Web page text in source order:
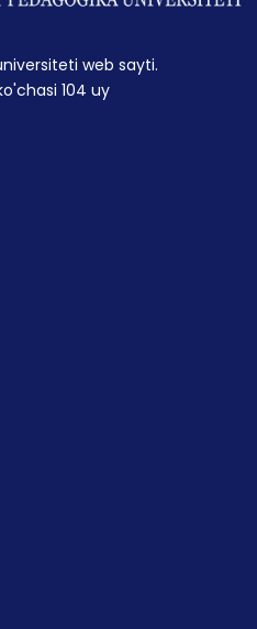
web sayti.
104 uy